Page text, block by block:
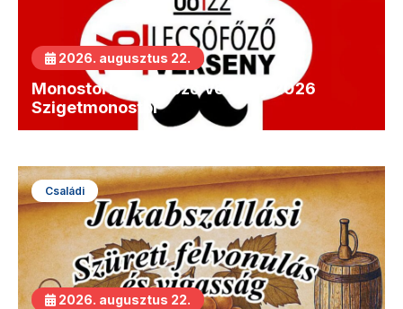
2026. augusztus 22.
Monostori Lecsófőző Verseny 2026
Szigetmonostor
Családi
2026. augusztus 22.